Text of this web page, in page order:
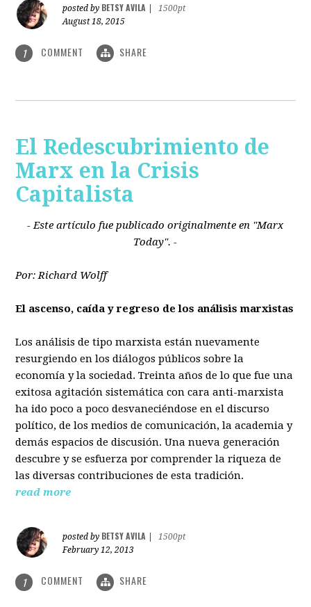
posted by BETSY AVILA
1500pt
August 18, 2015
1 COMMENT SHARE
El Redescubrimiento de
Marx en la Crisis
Capitalista
- Este artículo fue publicado originalmente en "Marx
Today". -
Por: Richard Wolff
El ascenso, caída y regreso de los análisis marxistas
Los análisis de tipo marxista están nuevamente
resurgiendo en los diálogos públicos sobre la
economía y la sociedad. Treinta años de lo que fue una
exitosa agitación sistemática con cara anti-marxista
ha ido poco a poco desvaneciéndose en el discurso
político, de los medios de comunicación, la academia y
demás espacios de discusión. Una nueva generación
descubre y se esfuerza por comprender la riqueza de
las diversas contribuciones de esta tradición.
read more
posted by BETSY AVILA
1500pt
February 12, 2013
1 COMMENT SHARE